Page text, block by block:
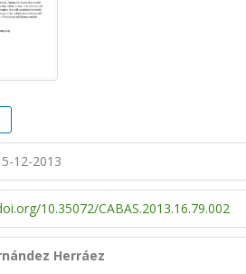
12-2013
10.35072/CABAS.2013.16.79.002
Herráez